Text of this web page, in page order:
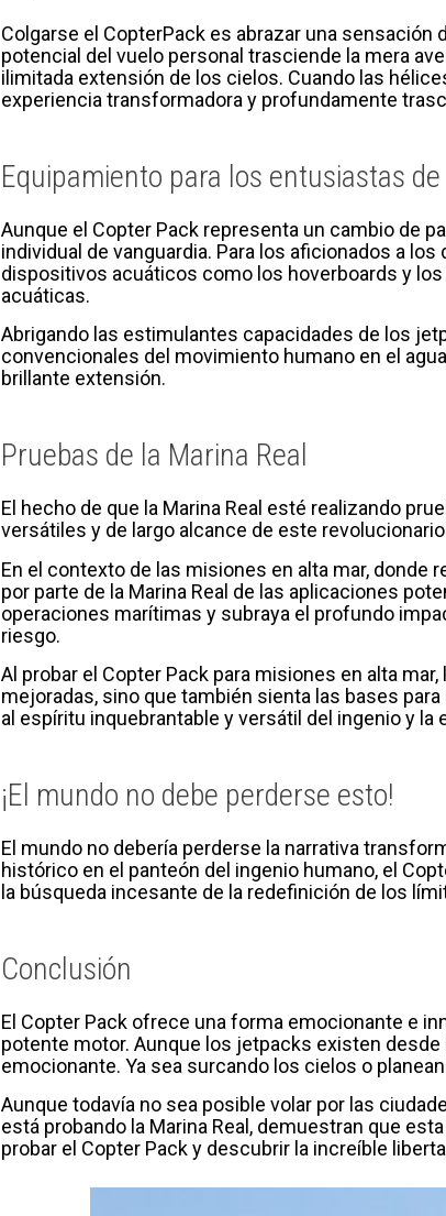
Colgarse el CopterPack es abrazar una
potencial del vuelo personal trasciende la mera
ilimitada extensión de los cielos. Cuando las
experiencia transformadora y profundamente
Equipamiento para los entusiastas
Aunque el Copter Pack representa un cambio de
individual de vanguardia. Para los aficionados a
dispositivos acuáticos como los hoverboards y
acuáticas.
Abrigando las estimulantes capacidades de los
convencionales del movimiento humano en el
brillante extensión.
Pruebas de la Marina Real
El hecho de que la Marina Real esté realizando
versátiles y de largo alcance de este
En el contexto de las misiones en alta mar, donde
por parte de la Marina Real de las aplicaciones
operaciones marítimas y subraya el profundo
riesgo.
Al probar el Copter Pack para misiones en alta
mejoradas, sino que también sienta las bases
al espíritu inquebrantable y versátil del ingenio y la
¡El mundo no debe perderse esto!
El mundo no debería perderse la narrativa
histórico en el panteón del ingenio humano, el
la búsqueda incesante de la redefinición de los
Conclusión
El Copter Pack ofrece una forma emocionante e
potente motor. Aunque los jetpacks existen
emocionante. Ya sea surcando los cielos o
Aunque todavía no sea posible volar por las
está probando la Marina Real, demuestran que
probar el Copter Pack y descubrir la increíble